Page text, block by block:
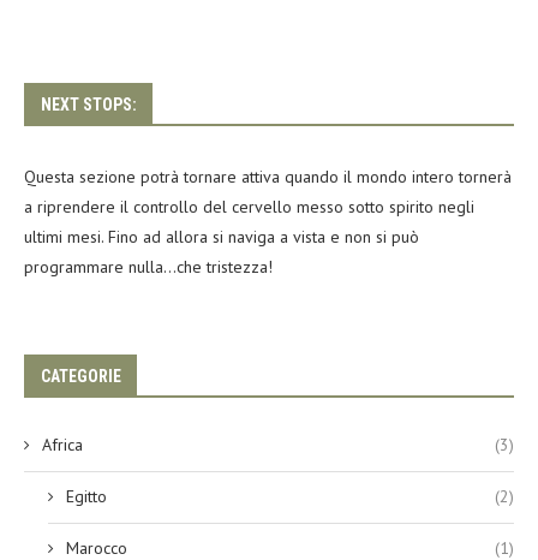
NEXT STOPS:
Questa sezione potrà tornare attiva quando il mondo intero tornerà
a riprendere il controllo del cervello messo sotto spirito negli
ultimi mesi. Fino ad allora si naviga a vista e non si può
programmare nulla…che tristezza!
CATEGORIE
Africa (3)
Egitto (2)
Marocco (1)